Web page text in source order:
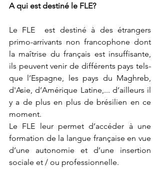
A qui est destiné le FLE?
Le FLE  est destiné à des étrangers
primo-arrivants non francophone dont
la maîtrise du français est insuffisante,
ils peuvent venir de différents pays tels-
que l’Espagne, les pays du Maghreb,
d'Asie, d’Amérique Latine,... d’ailleurs il
y a de plus en plus de brésilien en ce
moment.
Le FLE leur permet d’accéder à une
formation de la langue française en vue
d’une autonomie et d’une insertion
sociale et / ou professionnelle.